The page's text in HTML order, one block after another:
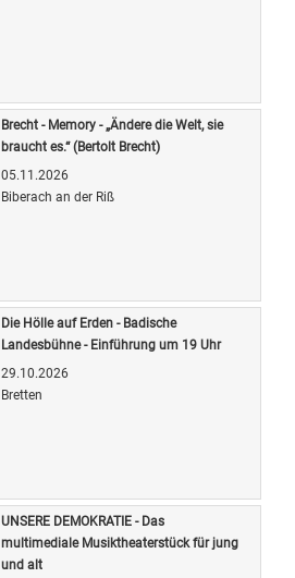
Brecht - Memory - „Ändere die Welt, sie
braucht es.“ (Bertolt Brecht)
05.11.2026
Biberach an der Riß
Die Hölle auf Erden - Badische
Landesbühne - Einführung um 19 Uhr
29.10.2026
Bretten
UNSERE DEMOKRATIE - Das
multimediale Musiktheaterstück für jung
und alt